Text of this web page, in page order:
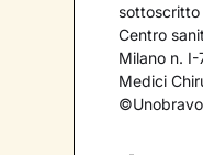
sottoscritto
Centro
Milano n.
Medici